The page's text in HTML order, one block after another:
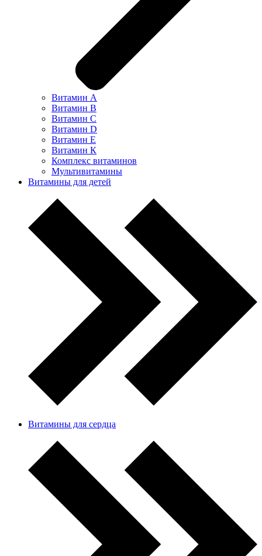
Витамин А
Витамин В
Витамин С
Витамин D
Витамин Е
Витамин К
Комплекс витаминов
Мультивитамины
Витамины для детей
Витамины для сердца